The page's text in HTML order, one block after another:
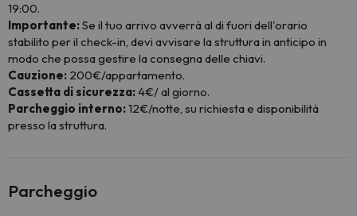
19:00.
Importante:Se il tuo arrivo avverrà al di fuori dell'orario
stabilito per il check-in, devi avvisare la struttura in anticipo in
modo che possa gestire la consegna delle chiavi.
Cauzione: 200€/appartamento.
Cassetta di sicurezza:4€/ al giorno.
Parcheggio interno:12€/notte, su richiesta e disponibilità
presso la struttura.
Parcheggio